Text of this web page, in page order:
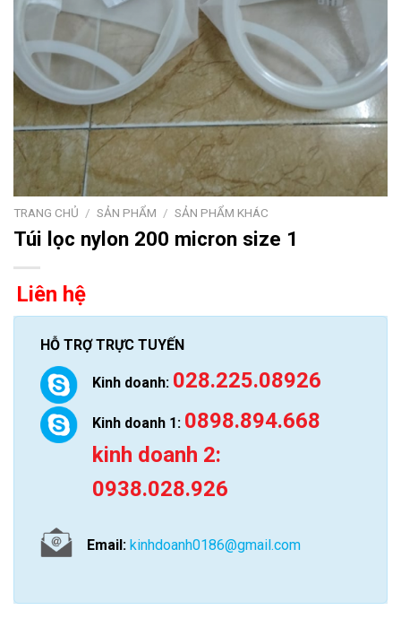
TRANG CHỦ / SẢN PHẨM / SẢN PHẨM KHÁC
Túi lọc nylon 200 micron size 1
Liên hệ
HỖ TRỢ TRỰC TUYẾN
Kinh doanh: 028.225.08926
Kinh doanh 1: 0898.894.668
kinh doanh 2:
0938.028.926
Email: kinhdoanh0186@gmail.com